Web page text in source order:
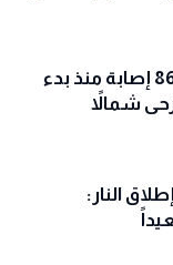
"الصحة" الإسرائيلية: 8683 إصابة منذ بدء
شمالاً
النار: